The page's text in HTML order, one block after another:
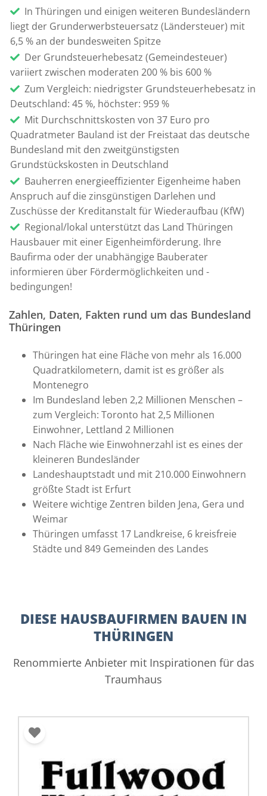
In Thüringen und einigen weiteren Bundesländern
liegt der Grunderwerbsteuersatz (Ländersteuer) mit
6,5 % an der bundesweiten Spitze
Der Grundsteuerhebesatz (Gemeindesteuer)
variiert zwischen moderaten 200 % bis 600 %
Zum Vergleich: niedrigster Grundsteuerhebesatz in
Deutschland: 45 %, höchster: 959 %
Mit Durchschnittskosten von 37 Euro pro
Quadratmeter Bauland ist der Freistaat das deutsche
Bundesland mit den zweitgünstigsten
Grundstückskosten in Deutschland
Bauherren energieeffizienter Eigenheime haben
Anspruch auf die zinsgünstigen Darlehen und
Zuschüsse der Kreditanstalt für Wiederaufbau (KfW)
Regional/lokal unterstützt das Land Thüringen
Hausbauer mit einer Eigenheimförderung. Ihre
Baufirma oder der unabhängige Bauberater
informieren über Fördermöglichkeiten und -
bedingungen!
Zahlen, Daten, Fakten rund um das Bundesland
Thüringen
Thüringen hat eine Fläche von mehr als 16.000
Quadratkilometern, damit ist es größer als
Montenegro
Im Bundesland leben 2,2 Millionen Menschen –
zum Vergleich: Toronto hat 2,5 Millionen
Einwohner, Lettland 2 Millionen
Nach Fläche wie Einwohnerzahl ist es eines der
kleineren Bundesländer
Landeshauptstadt und mit 210.000 Einwohnern
größte Stadt ist Erfurt
Weitere wichtige Zentren bilden Jena, Gera und
Weimar
Thüringen umfasst 17 Landkreise, 6 kreisfreie
Städte und 849 Gemeinden des Landes
DIESE HAUSBAUFIRMEN BAUEN IN
THÜRINGEN
Renommierte Anbieter mit Inspirationen für das
Traumhaus